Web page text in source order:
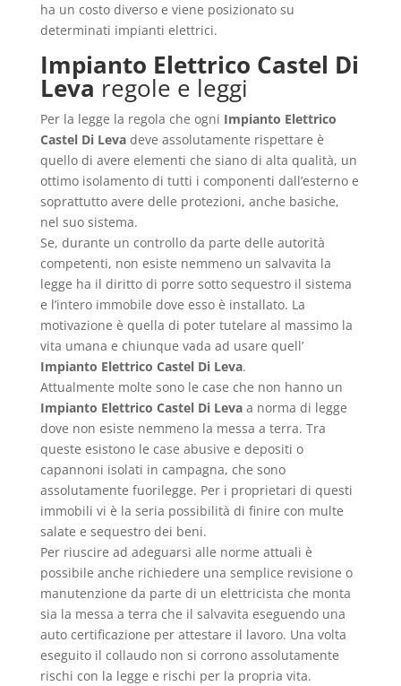
ha un costo diverso e viene posizionato su
determinati impianti elettrici.
Impianto Elettrico Castel Di
Leva regole e leggi
Per la legge la regola che ogni Impianto Elettrico
Castel Di Levadeve assolutamente rispettare è
quello di avere elementi che siano di alta qualità, un
ottimo isolamento di tutti i componenti dall’esterno e
soprattutto avere delle protezioni, anche basiche,
nel suo sistema.
Se, durante un controllo da parte delle autorità
competenti, non esiste nemmeno un salvavita la
legge ha il diritto di porre sotto sequestro il sistema
e l’intero immobile dove esso è installato. La
motivazione è quella di poter tutelare al massimo la
vita umana e chiunque vada ad usare quell’
Impianto Elettrico Castel Di Leva.
Attualmente molte sono le case che non hanno un
Impianto Elettrico Castel Di Levaa norma di legge
dove non esiste nemmeno la messa a terra. Tra
queste esistono le case abusive e depositi o
capannoni isolati in campagna, che sono
assolutamente fuorilegge. Per i proprietari di questi
immobili vi è la seria possibilità di finire con multe
salate e sequestro dei beni.
Per riuscire ad adeguarsi alle norme attuali è
possibile anche richiedere una semplice revisione o
manutenzione da parte di un elettricista che monta
sia la messa a terra che il salvavita eseguendo una
auto certificazione per attestare il lavoro. Una volta
eseguito il collaudo non si corrono assolutamente
rischi con la legge e rischi per la propria vita.